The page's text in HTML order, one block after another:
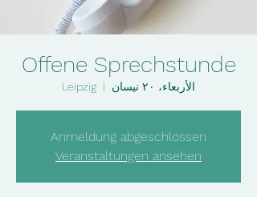
Offene Sprechstunde
الأربعاء، ٢٠ نيسان
  |
Leipzig
Anmeldung abgeschlossen
Veranstaltungen ansehen